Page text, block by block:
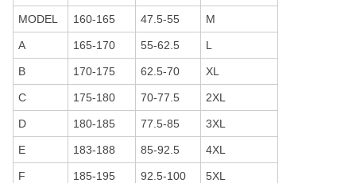
MODEL 160-165 47.5-55 M
A 165-170 55-62.5 L
B 170-175 62.5-70 XL
C 175-180 70-77.5 2XL
D 180-185 77.5-85 3XL
E 183-188 85-92.5 4XL
F 185-195 92.5-100 5XL